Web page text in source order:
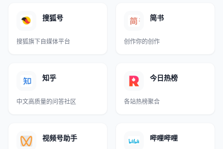
搜狐号
搜狐旗下自媒体平台
简书
创作你的创作
知乎
中文高质量的问答社区
今日热榜
各站热榜聚合
视频号助手 哔哩哔哩